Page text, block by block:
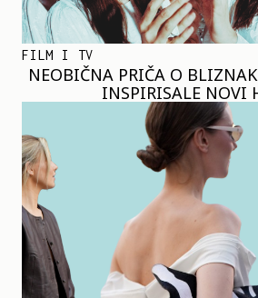
FILM I TV
NEOBIČNA PRIČA O
INSPIRISALE NOVI